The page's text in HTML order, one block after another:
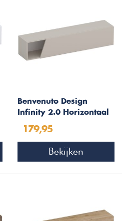
Benvenuto Design
Infinity 2.0 Horizontaal
Afgeschuind
179,95
Bekijken